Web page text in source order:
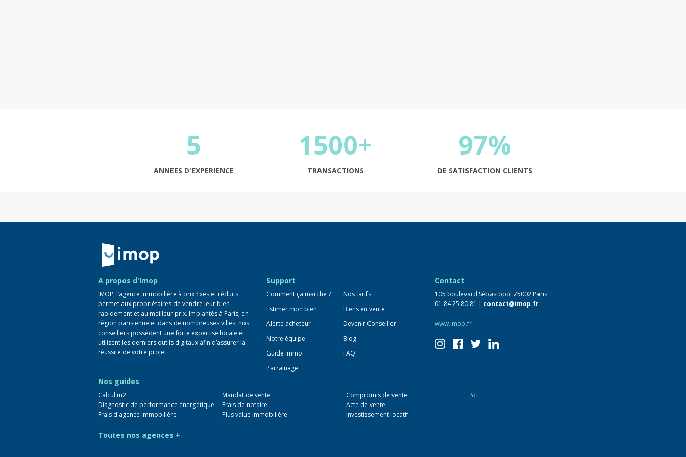
5
ANNEES D'EXPERIENCE
1500+
TRANSACTIONS
97%
DE SATISFACTION CLIENTS
Retour à la navigation principale
A propos d'Imop
IMOP, l’agence immobilière à prix fixes et réduits
permet aux propriétaires de vendre leur bien
rapidement et au meilleur prix. Implantés à Paris, en
région parisienne et dans de nombreuses villes, nos
conseillers possèdent une forte expertise locale et
utilisent les derniers outils digitaux afin d’assurer la
réussite de votre projet.
Support
Comment ça marche ?
Nos tarifs
Estimer mon bien
Biens en vente
Alerte acheteur
Devenir Conseiller
Notre équipe
Blog
Guide immo
FAQ
Parrainage
Contact
105 boulevard Sébastopol 75002 Paris
01 84 25 80 81 | contact@imop.fr
www.imop.fr
Nos guides
Calcul m2
Diagnostic de performance énergétique
Frais d'agence immobilière
Mandat de vente
Frais de notaire
Plus value immobilière
Compromis de vente
Acte de vente
Investissement locatif
Sci
Toutes nos agences +